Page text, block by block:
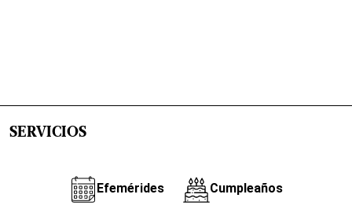
SERVICIOS
Efemérides Cumpleaños